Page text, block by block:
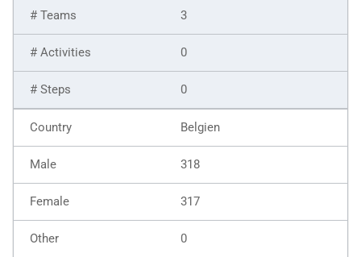
3
0
0
Belgien
318
317
0